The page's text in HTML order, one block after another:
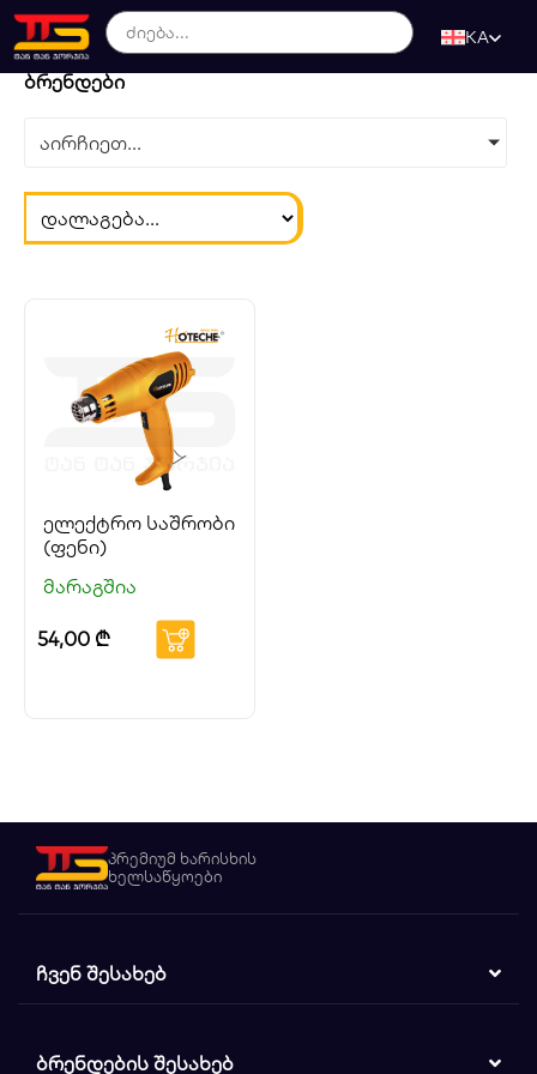
KA
ბრენდები
აირჩიეთ...
ელექტრო საშრობი
(ფენი)
მარაგშია
54,00 ₾
პრემიუმ ხარისხის
ხელსაწყოები
ᲩᲕᲔᲜ ᲨᲔᲡᲐᲮᲔᲑ
ᲑᲠᲔᲜᲓᲔᲑᲘᲡ ᲨᲔᲡᲐᲮᲔᲑ